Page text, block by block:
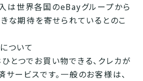
は世界各国のeBayグループから
な期待を寄せられているとのこ
ついて
ひとつでお買い物できる、クレカが
ービスです。一般のお客様は、